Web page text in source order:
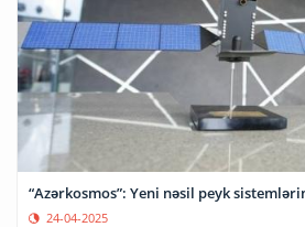
“Azərkosmos”: Yeni nəsil peyk
24-04-2025